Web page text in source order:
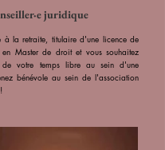
juridique
à la retraite, titulaire d'une licence de
Master de droit et vous souhaitez
de votre temps libre au sein d'une
bénévole au sein de l'association